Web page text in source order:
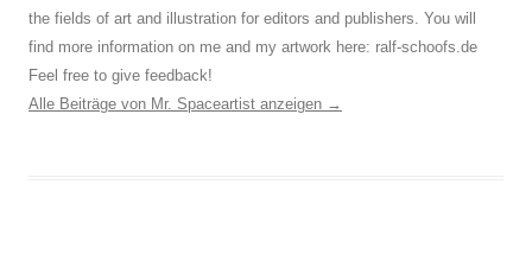
the fields of art and illustration for editors and publishers. You will
find more information on me and my artwork here: ralf-schoofs.de
Feel free to give feedback!
Alle Beiträge von Mr. Spaceartist anzeigen →